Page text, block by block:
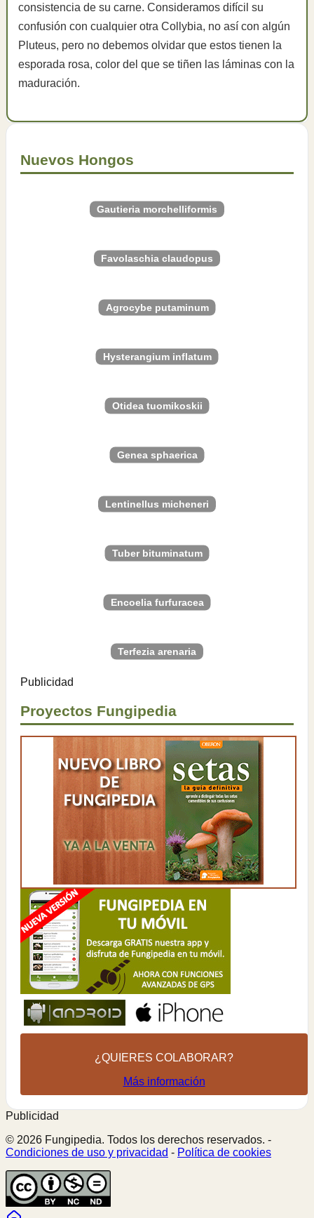
consistencia de su carne. Consideramos difícil su
confusión con cualquier otra Collybia, no así con algún
Pluteus, pero no debemos olvidar que estos tienen la
esporada rosa, color del que se tiñen las láminas con la
maduración.
Nuevos Hongos
Gautieria morchelliformis
Favolaschia claudopus
Agrocybe putaminum
Hysterangium inflatum
Otidea tuomikoskii
Genea sphaerica
Lentinellus micheneri
Tuber bituminatum
Encoelia furfuracea
Terfezia arenaria
Publicidad
Proyectos Fungipedia
¿QUIERES COLABORAR?
Más información
Publicidad
© 2026 Fungipedia. Todos los derechos reservados. -
Condiciones de uso y privacidad - Política de cookies